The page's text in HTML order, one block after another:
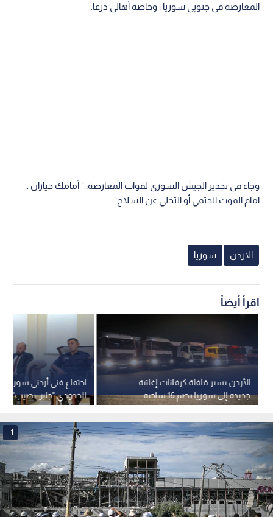
المعارضة في جنوبي سوريا ، وخاصة أهالي درعا.
وجاء في تحذير الجيش السوري لقوات المعارضة، " أمامك خياران ..
امام الموت الحتمي أو التخلي عن السلاح".
الاردن سوريا
اقرأ أيضاً
اجتماع فني أردني سوري
الحدودي "جابر-نصيب"
وتسهيل الملاحة البرية
الأردن يسير قافلة كرفانات إغاثية
جديدة إلى سوريا تضم 16 شاحنة
1